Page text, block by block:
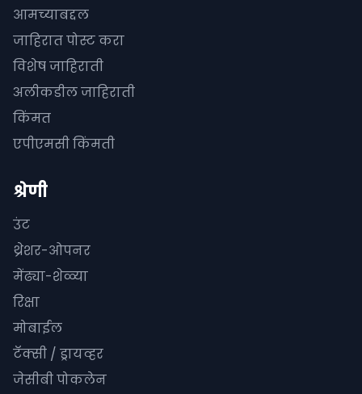
आमच्याबद्दल
जाहिरात पोस्ट करा
विशेष जाहिराती
अलीकडील जाहिराती
किंमत
एपीएमसी किंमती
श्रेणी
उंट
थ्रेशर-ओपनर
मेंढ्या-शेळ्या
रिक्षा
मोबाईल
टॅक्सी / ड्रायव्हर
जेसीबी पोकलेन